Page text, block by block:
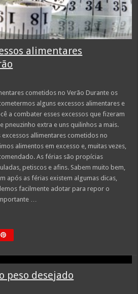
alimentares
cometidos no Verão Durante os
alguns excessos alimentares e
a combater esses excessos que fizeram
pneuzinho extra e uns quilinhos a mais.
allimentares cometidos no
alimentos em excesso e, muitas vezes,
As férias são propícias
petiscos e afins. Sabem muito bem,
após as férias existem algumas dicas,
facilmente adotar para repor o
…
peso desejado